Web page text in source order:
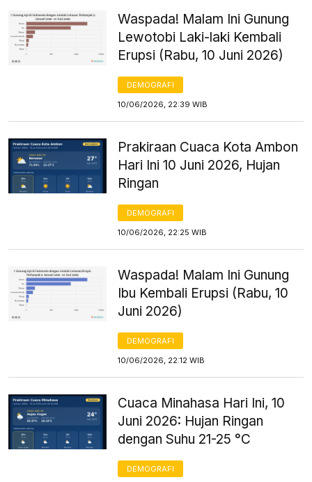
Waspada! Malam Ini Gunung
Lewotobi Laki-laki Kembali
Erupsi (Rabu, 10 Juni 2026)
DEMOGRAFI
10/06/2026, 22:39 WIB
Prakiraan Cuaca Kota Ambon
Hari Ini 10 Juni 2026, Hujan
Ringan
DEMOGRAFI
10/06/2026, 22:25 WIB
Waspada! Malam Ini Gunung
Ibu Kembali Erupsi (Rabu, 10
Juni 2026)
DEMOGRAFI
10/06/2026, 22:12 WIB
Cuaca Minahasa Hari Ini, 10
Juni 2026: Hujan Ringan
dengan Suhu 21-25 °C
DEMOGRAFI